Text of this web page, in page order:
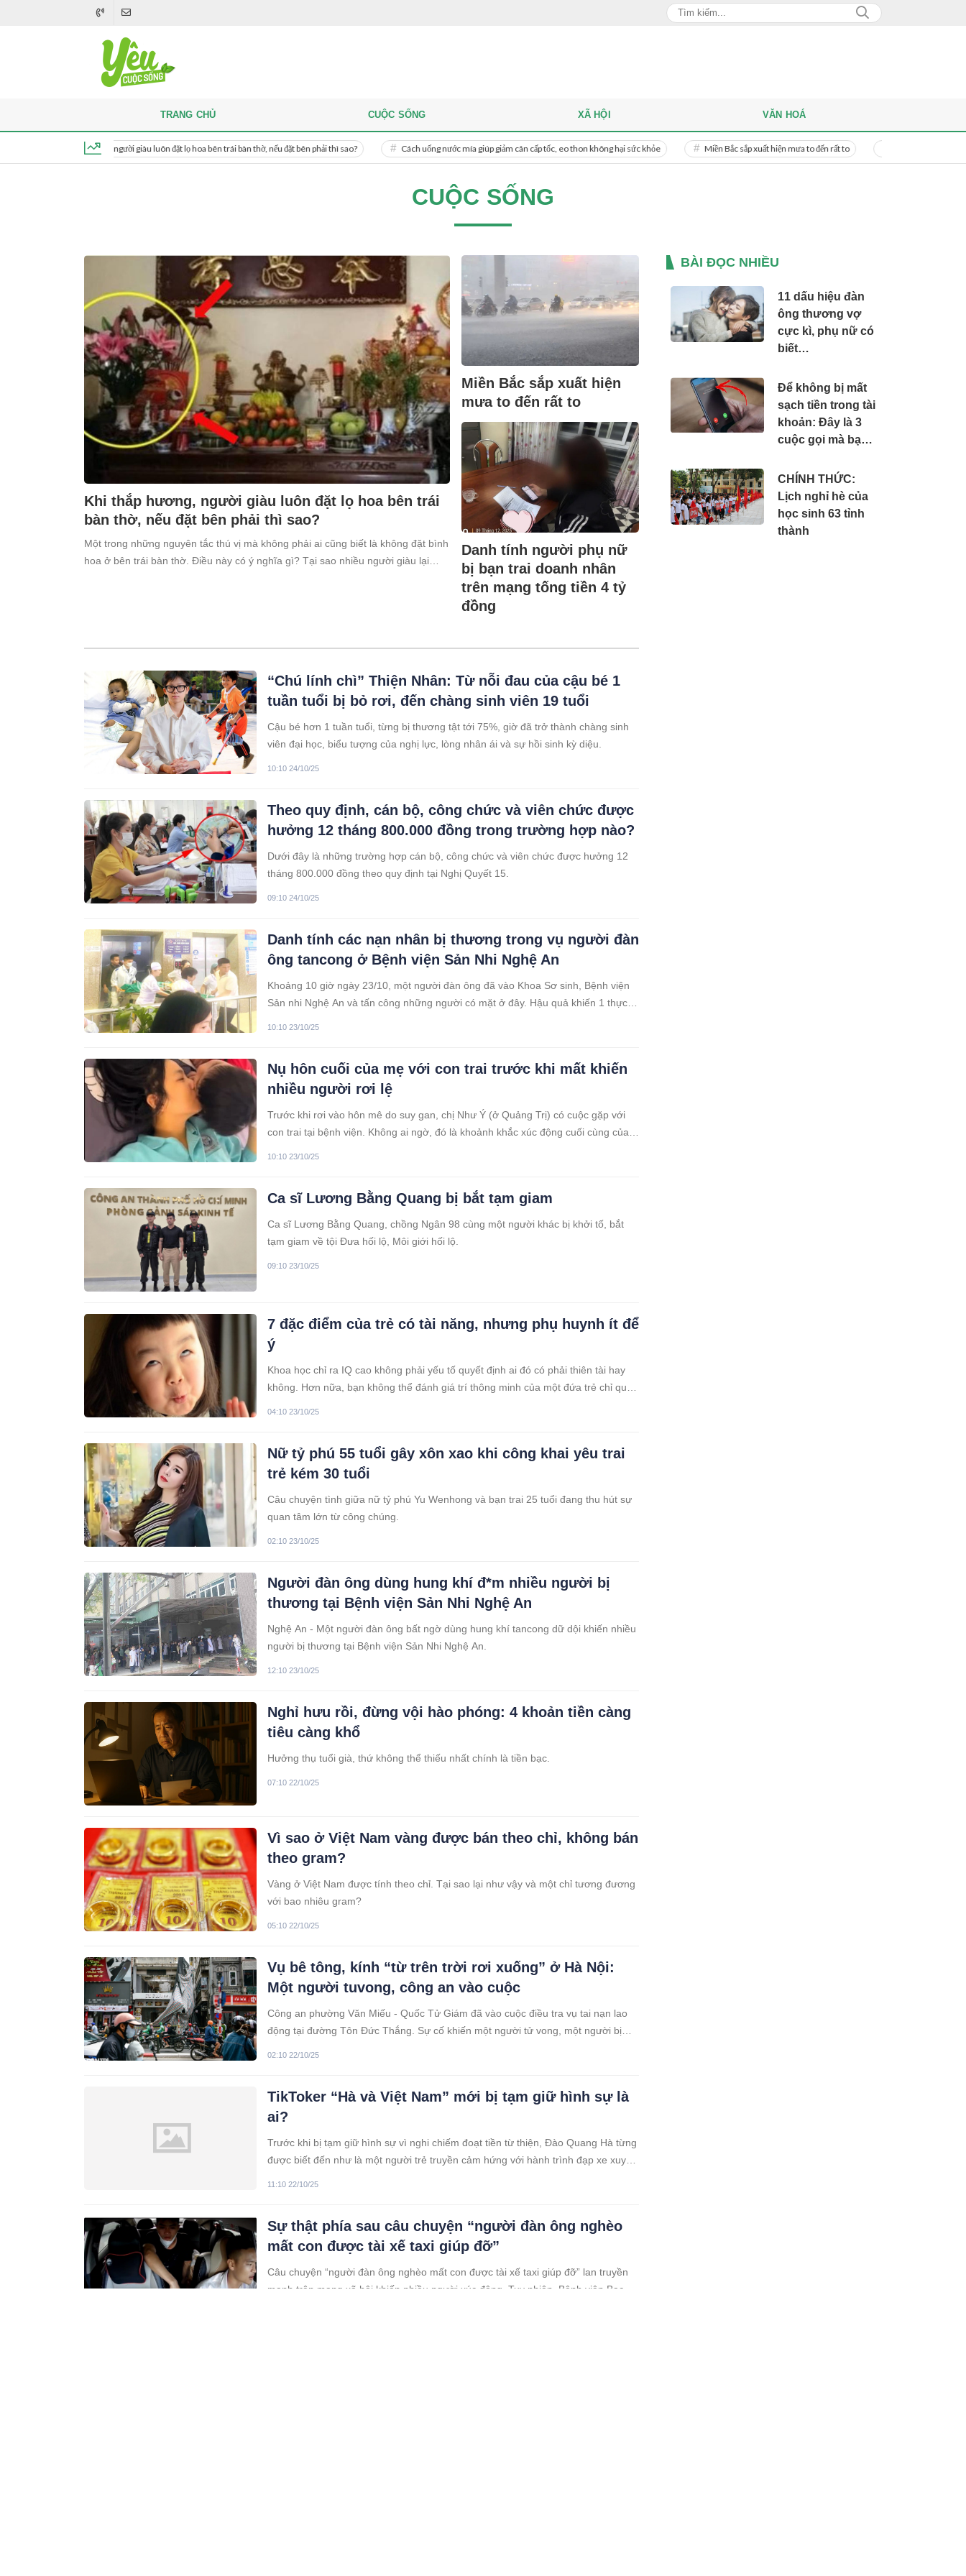
Khi thắp hương, người giàu luôn đặt lọ hoa bên trái bàn thờ, nếu đặt bên phải thì sao? Cách uống nước mía giúp giảm cân cấp tốc, eo thon không hại sức khỏe Miền Bắc sắp xuất hiện mưa to đến rất to Danh tính người phụ nữ bị bạn
TRANG CHỦ CUỘC SỐNG XÃ HỘI VĂN HOÁ
CUỘC SỐNG
Khi thắp hương, người giàu luôn đặt lọ hoa bên trái
bàn thờ, nếu đặt bên phải thì sao?
Một trong những nguyên tắc thú vị mà không phải ai cũng biết là không đặt bình
hoa ở bên trái bàn thờ. Điều này có ý nghĩa gì? Tại sao nhiều người giàu lại
Miền Bắc sắp xuất hiện
mưa to đến rất to
Danh tính người phụ nữ
bị bạn trai doanh nhân
trên mạng tống tiền 4 tỷ
đồng
“Chú lính chì” Thiện Nhân: Từ nỗi đau của cậu bé 1
tuần tuổi bị bỏ rơi, đến chàng sinh viên 19 tuổi
Cậu bé hơn 1 tuần tuổi, từng bị thương tật tới 75%, giờ đã trở thành chàng sinh
viên đại học, biểu tượng của nghị lực, lòng nhân ái và sự hồi sinh kỳ diệu.
10:10 24/10/25
Theo quy định, cán bộ, công chức và viên chức được
hưởng 12 tháng 800.000 đồng trong trường hợp nào?
Dưới đây là những trường hợp cán bộ, công chức và viên chức được hưởng 12
tháng 800.000 đồng theo quy định tại Nghị Quyết 15.
09:10 24/10/25
Danh tính các nạn nhân bị thương trong vụ người đàn
ông tancong ở Bệnh viện Sản Nhi Nghệ An
Khoảng 10 giờ ngày 23/10, một người đàn ông đã vào Khoa Sơ sinh, Bệnh viện
Sản nhi Nghệ An và tấn công những người có mặt ở đây. Hậu quả khiến 1 thực
10:10 23/10/25
Nụ hôn cuối của mẹ với con trai trước khi mất khiến
nhiều người rơi lệ
Trước khi rơi vào hôn mê do suy gan, chị Như Ý (ở Quảng Trị) có cuộc gặp với
con trai tại bệnh viện. Không ai ngờ, đó là khoảnh khắc xúc động cuối cùng của
10:10 23/10/25
Ca sĩ Lương Bằng Quang bị bắt tạm giam
Ca sĩ Lương Bằng Quang, chồng Ngân 98 cùng một người khác bị khởi tố, bắt
tạm giam về tội Đưa hối lộ, Môi giới hối lộ.
09:10 23/10/25
7 đặc điểm của trẻ có tài năng, nhưng phụ huynh ít để
ý
Khoa học chỉ ra IQ cao không phải yếu tố quyết định ai đó có phải thiên tài hay
không. Hơn nữa, bạn không thể đánh giá trí thông minh của một đứa trẻ chỉ qua
04:10 23/10/25
Nữ tỷ phú 55 tuổi gây xôn xao khi công khai yêu trai
trẻ kém 30 tuổi
Câu chuyện tình giữa nữ tỷ phú Yu Wenhong và bạn trai 25 tuổi đang thu hút sự
quan tâm lớn từ công chúng.
02:10 23/10/25
Người đàn ông dùng hung khí đ*m nhiều người bị
thương tại Bệnh viện Sản Nhi Nghệ An
Nghệ An - Một người đàn ông bất ngờ dùng hung khí tancong dữ dội khiến nhiều
người bị thương tại Bệnh viện Sản Nhi Nghệ An.
12:10 23/10/25
Nghỉ hưu rồi, đừng vội hào phóng: 4 khoản tiền càng
tiêu càng khổ
Hưởng thụ tuổi già, thứ không thể thiếu nhất chính là tiền bạc.
07:10 22/10/25
Vì sao ở Việt Nam vàng được bán theo chỉ, không bán
theo gram?
Vàng ở Việt Nam được tính theo chỉ. Tại sao lại như vậy và một chỉ tương đương
với bao nhiêu gram?
05:10 22/10/25
Vụ bê tông, kính “từ trên trời rơi xuống” ở Hà Nội:
Một người tuvong, công an vào cuộc
Công an phường Văn Miếu - Quốc Tử Giám đã vào cuộc điều tra vụ tai nạn lao
động tại đường Tôn Đức Thắng. Sự cố khiến một người tử vong, một người bị
02:10 22/10/25
TikToker “Hà và Việt Nam” mới bị tạm giữ hình sự là
ai?
Trước khi bị tạm giữ hình sự vì nghi chiếm đoạt tiền từ thiện, Đào Quang Hà từng
được biết đến như là một người trẻ truyền cảm hứng với hành trình đạp xe xuyên
11:10 22/10/25
Sự thật phía sau câu chuyện “người đàn ông nghèo
mất con được tài xế taxi giúp đỡ”
Câu chuyện “người đàn ông nghèo mất con được tài xế taxi giúp đỡ” lan truyền
mạnh trên mạng xã hội khiến nhiều người xúc động. Tuy nhiên, Bệnh viện Bạch
BÀI ĐỌC NHIỀU
11 dấu hiệu đàn
ông thương vợ
cực kì, phụ nữ có
biết…
Để không bị mất
sạch tiền trong tài
khoản: Đây là 3
cuộc gọi mà bạn
lập tức
CHÍNH THỨC:
Lịch nghỉ hè của
học sinh 63 tỉnh
thành